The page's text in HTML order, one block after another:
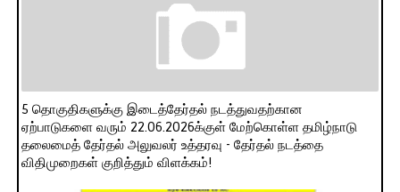
5 தொகுதிகளுக்கு இடைத்தேர்தல் நடத்துவதற்கான
ஏற்பாடுகளை வரும் 22.06.2026க்குள் மேற்கொள்ள தமிழ்நாடு
தலைமைத் தேர்தல் அலுவலர் உத்தரவு - தேர்தல் நடத்தை
விதிமுறைகள் குறித்தும் விளக்கம்!